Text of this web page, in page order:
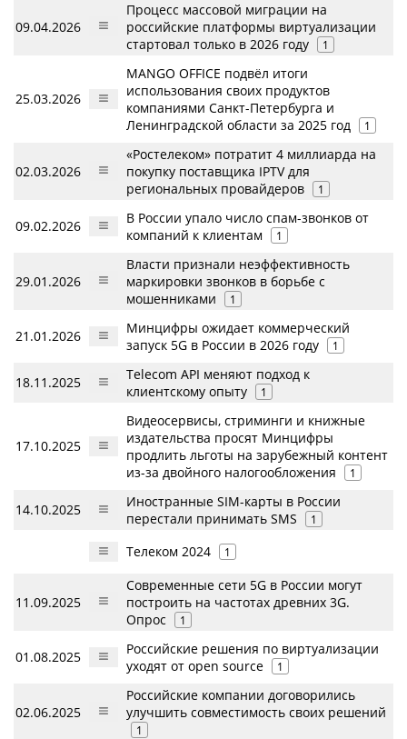
09.04.2026
Процесс массовой миграции на
российские платформы виртуализации
стартовал только в 2026 году
1
25.03.2026
MANGO OFFICE подвёл итоги
использования своих продуктов
компаниями Санкт-Петербурга и
Ленинградской области за 2025 год
1
02.03.2026
«Ростелеком» потратит 4 миллиарда на
покупку поставщика IPTV для
региональных провайдеров
1
09.02.2026
В России упало число спам-звонков от
компаний к клиентам
1
29.01.2026
Власти признали неэффективность
маркировки звонков в борьбе с
мошенниками
1
21.01.2026
Минцифры ожидает коммерческий
запуск 5G в России в 2026 году
1
18.11.2025
Telecom API меняют подход к
клиентскому опыту
1
17.10.2025
Видеосервисы, стриминги и книжные
издательства просят Минцифры
продлить льготы на зарубежный контент
из-за двойного налогообложения
1
14.10.2025
Иностранные SIM-карты в России
перестали принимать SMS
1
Телеком 2024 1
11.09.2025
Современные сети 5G в России могут
построить на частотах древних 3G.
Опрос
1
01.08.2025
Российские решения по виртуализации
уходят от open source
1
02.06.2025
Российские компании договорились
улучшить совместимость своих решений
1